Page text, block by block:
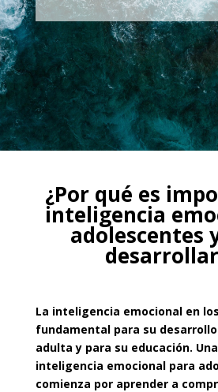
¿Por qué es
inteligencia
adolescentes
La inteligencia emocional en
fundamental para su
adulta y para su educación.
inteligencia emocional para
comienza por aprender a